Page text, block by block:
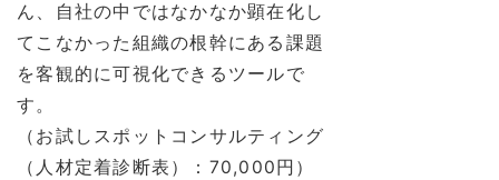
ん、自社の中ではなかなか顕在化し
てこなかった組織の根幹にある課題
を客観的に可視化できるツールで
す。
（お試しスポットコンサルティング
（人材定着診断表）：70,000円）